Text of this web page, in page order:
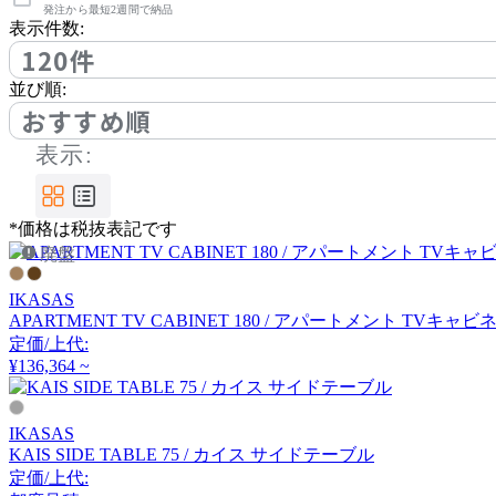
アノニマカステッリ
Another Garden
アナザーガーデン
ARIAKE
アリアケ
arper
アルペール
arrmet
発注から最短2週間で納品
表示件数:
120件
並び順:
おすすめ順
表示:
*価格は税抜表記です
廃盤
IKASAS
APARTMENT TV CABINET 180 / アパートメント TVキャビ
定価/上代:
¥136,364 ~
IKASAS
KAIS SIDE TABLE 75 / カイス サイドテーブル
定価/上代: